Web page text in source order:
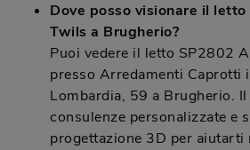
Dove posso visionare il
Twils a Brugherio?
Puoi vedere il letto SP2802
presso Arredamenti Caprotti
Lombardia, 59 a Brugherio.
consulenze personalizzate e
progettazione 3D per aiutarti